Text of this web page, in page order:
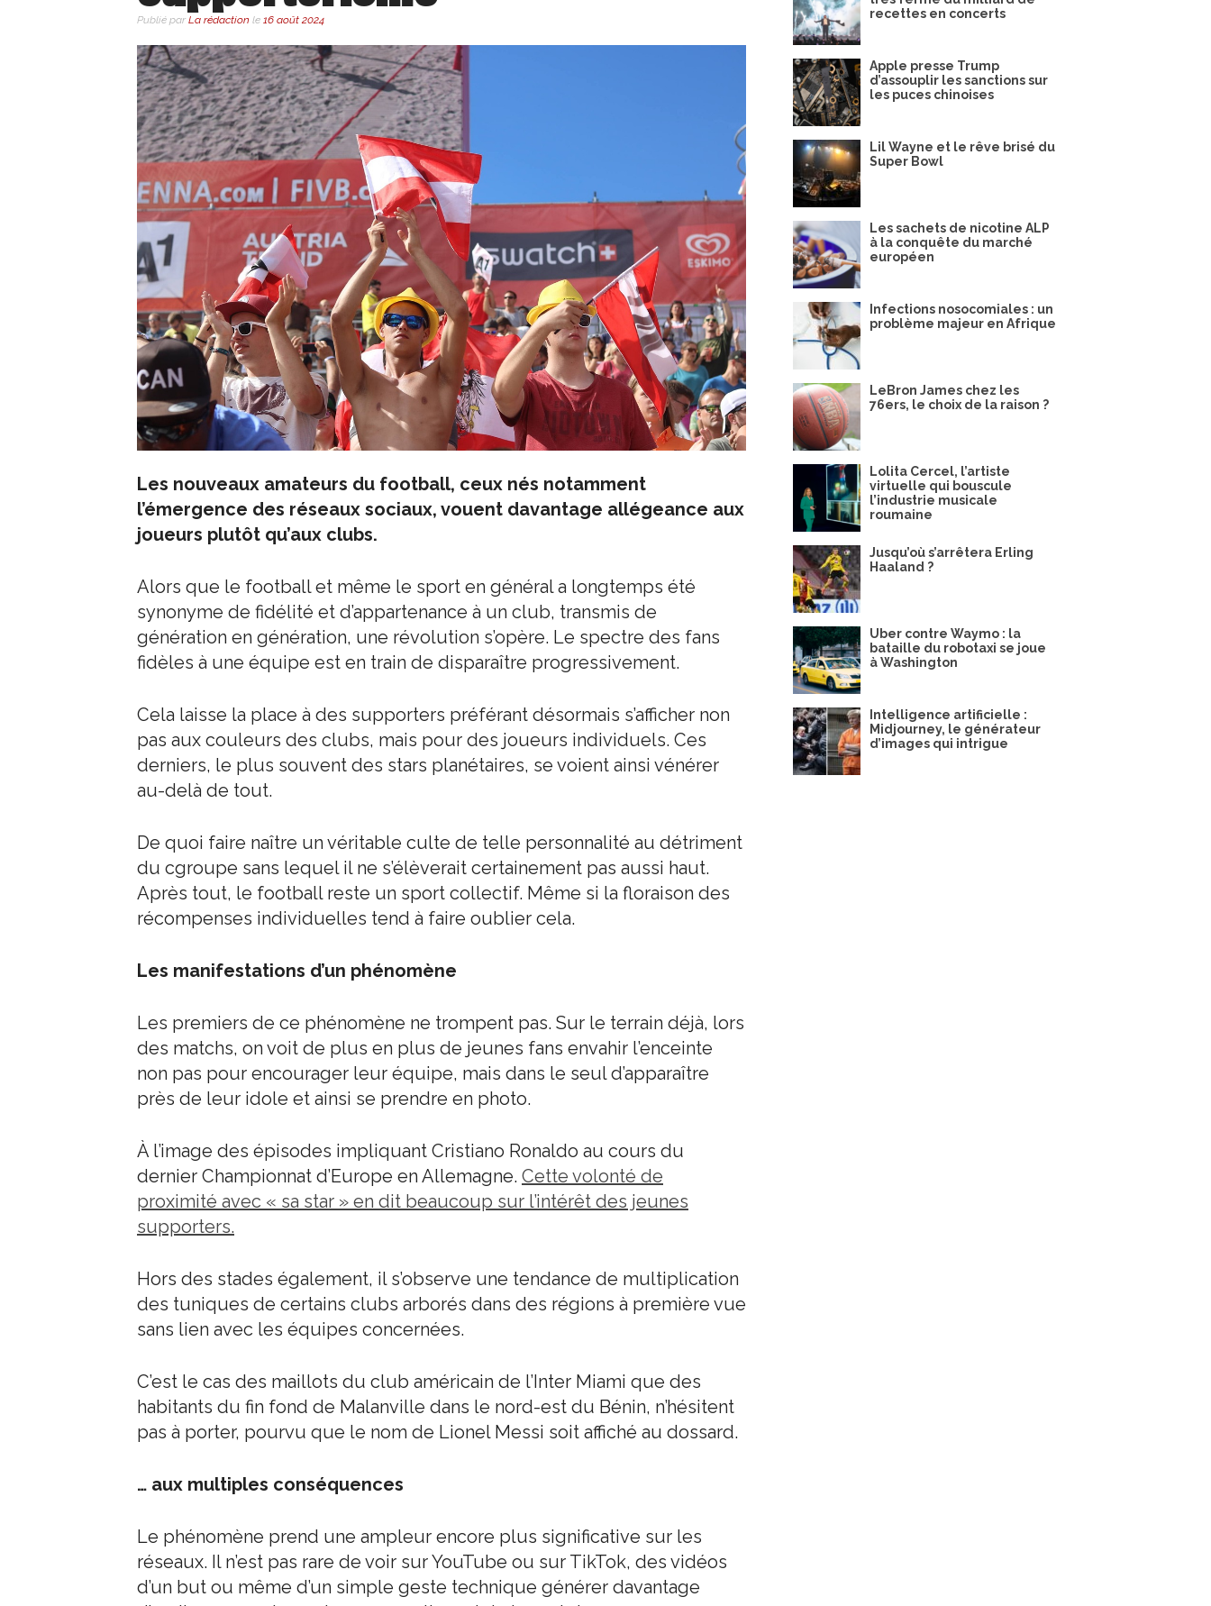
Publié par La rédaction le 16 août 2024
Les nouveaux amateurs du football, ceux nés notamment
l’émergence des réseaux sociaux, vouent davantage allégeance aux
joueurs plutôt qu’aux clubs.
Alors que le football et même le sport en général a longtemps été
synonyme de fidélité et d’appartenance à un club, transmis de
génération en génération, une révolution s’opère. Le spectre des fans
fidèles à une équipe est en train de disparaître progressivement.
Cela laisse la place à des supporters préférant désormais s’afficher non
pas aux couleurs des clubs, mais pour des joueurs individuels. Ces
derniers, le plus souvent des stars planétaires, se voient ainsi vénérer
au-delà de tout.
De quoi faire naître un véritable culte de telle personnalité au détriment
du cgroupe sans lequel il ne s’élèverait certainement pas aussi haut.
Après tout, le football reste un sport collectif. Même si la floraison des
récompenses individuelles tend à faire oublier cela.
Les manifestations d’un phénomène
Les premiers de ce phénomène ne trompent pas. Sur le terrain déjà, lors
des matchs, on voit de plus en plus de jeunes fans envahir l’enceinte
non pas pour encourager leur équipe, mais dans le seul d’apparaître
près de leur idole et ainsi se prendre en photo.
À l’image des épisodes impliquant Cristiano Ronaldo au cours du
dernier Championnat d’Europe en Allemagne. Cette volonté de
proximité avec « sa star » en dit beaucoup sur l’intérêt des jeunes
supporters.
Hors des stades également, il s’observe une tendance de multiplication
des tuniques de certains clubs arborés dans des régions à première vue
sans lien avec les équipes concernées.
C’est le cas des maillots du club américain de l’Inter Miami que des
habitants du fin fond de Malanville dans le nord-est du Bénin, n’hésitent
pas à porter, pourvu que le nom de Lionel Messi soit affiché au dossard.
… aux multiples conséquences
Le phénomène prend une ampleur encore plus significative sur les
réseaux. Il n’est pas rare de voir sur YouTube ou sur TikTok, des vidéos
d’un but ou même d’un simple geste technique générer davantage
recettes en concerts
Apple presse Trump
d’assouplir les sanctions sur
les puces chinoises
Lil Wayne et le rêve brisé du
Super Bowl
Les sachets de nicotine ALP
à la conquête du marché
européen
Infections nosocomiales : un
problème majeur en Afrique
LeBron James chez les
76ers, le choix de la raison ?
Lolita Cercel, l’artiste
virtuelle qui bouscule
l’industrie musicale
roumaine
Jusqu’où s’arrêtera Erling
Haaland ?
Uber contre Waymo : la
bataille du robotaxi se joue
à Washington
Intelligence artificielle :
Midjourney, le générateur
d’images qui intrigue